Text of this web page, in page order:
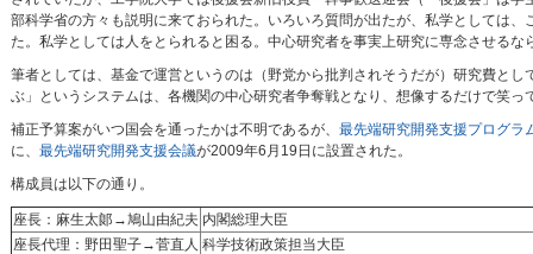
部科学省の方々も説明に来ておられた。いろいろ質問が出たが、私学としては
た。私学としては人をとられると困る。中心研究者を事実上研究に専念させる
筆者としては、基金で運営というのは（野党から批判されそうだが）研究費と
ぶ」というシステムは、各機関の中心研究者争奪戦となり、想像するだけで笑っ
補正予算案がいつ国会を通ったかは不明であるが、 最先端研究開発支援プログラ
に、 最先端研究開発支援会議が2009年6月19日に設置された。
構成員は以下の通り。
座長：麻生太郞→鳩山由紀夫 内閣総理大臣
座長代理：野田聖子→菅直人 科学技術政策担当大臣